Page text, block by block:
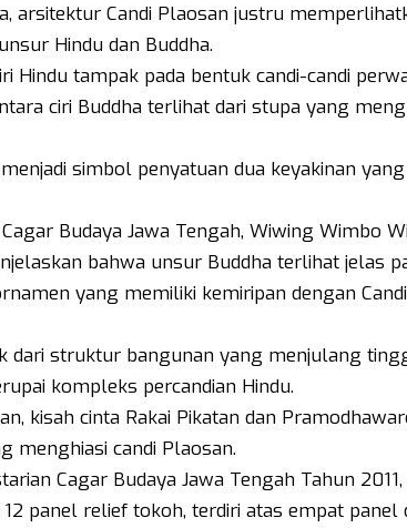
arsitektur Candi Plaosan justru
Hindu dan Buddha.
Hindu tampak pada bentuk candi-candi
ciri Buddha terlihat dari stupa yang
simbol penyatuan dua keyakinan
Budaya Jawa Tengah, Wiwing Wimbo
bahwa unsur Buddha terlihat jelas
yang memiliki kemiripan dengan Candi
dari struktur bangunan yang menjulang
kompleks percandian Hindu.
kisah cinta Rakai Pikatan dan
menghiasi candi Plaosan.
Cagar Budaya Jawa Tengah Tahun
panel relief tokoh, terdiri atas empat panel